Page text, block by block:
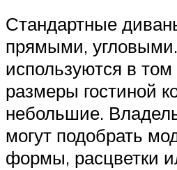
Стандартные
прямыми,
используются в
размеры гостиной
небольшие.
могут подобрать
формы, расцветки